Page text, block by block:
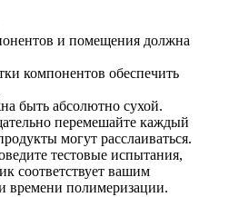
и помещения должна
компонентов обеспечить
быть абсолютно сухой.
перемешайте каждый
могут расслаиваться.
тестовые испытания,
соответствует вашим
времени полимеризации.